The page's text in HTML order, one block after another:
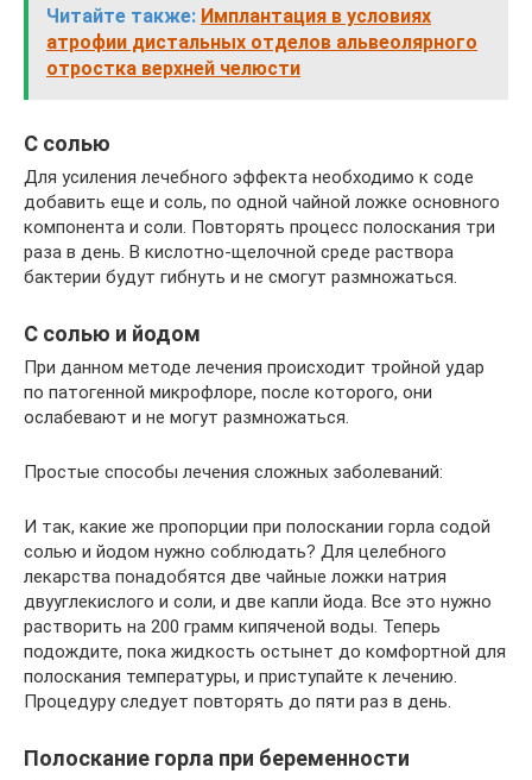
Читайте также: Имплантация в условиях
атрофии дистальных отделов альвеолярного
отростка верхней челюсти
С солью
Для усиления лечебного эффекта необходимо к соде
добавить еще и соль, по одной чайной ложке основного
компонента и соли. Повторять процесс полоскания три
раза в день. В кислотно-щелочной среде раствора
бактерии будут гибнуть и не смогут размножаться.
С солью и йодом
При данном методе лечения происходит тройной удар
по патогенной микрофлоре, после которого, они
ослабевают и не могут размножаться.
Простые способы лечения сложных заболеваний:
И так, какие же пропорции при полоскании горла содой
солью и йодом нужно соблюдать? Для целебного
лекарства понадобятся две чайные ложки натрия
двууглекислого и соли, и две капли йода. Все это нужно
растворить на 200 грамм кипяченой воды. Теперь
подождите, пока жидкость остынет до комфортной для
полоскания температуры, и приступайте к лечению.
Процедуру следует повторять до пяти раз в день.
Полоскание горла при беременности